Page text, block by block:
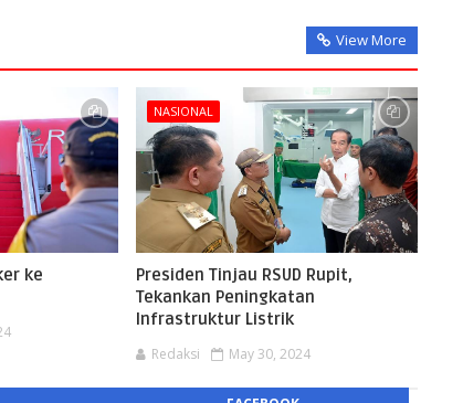
View More
ke
NASIONAL
Presiden Tinjau RSUD Rupit,
Tekankan Peningkatan
Infrastruktur Listrik
Redaksi May 30, 2024